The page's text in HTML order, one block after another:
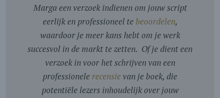
Marga een verzoek indienen om jouw script
eerlijk en professioneel te beoordelen,
waardoor je meer kans hebt om je werk
succesvol in de markt te zetten. Of je dient een
verzoek in voor het schrijven van een
professionele recensievan je boek, die
potentiële lezers inhoudelijk over jouw